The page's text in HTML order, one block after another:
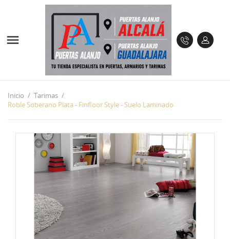

Inicio
Tarimas
Roble Soberano Plata - Finfloor Style - Suelo Laminado